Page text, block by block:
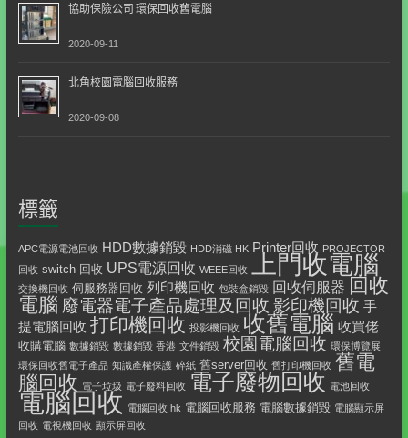
協助保險公司 環保回收舊電腦
2020-09-11
北角校園電腦回收服務
2020-09-08
標籤
APC電源電池回收 HDD數據銷毀 HDD消磁 HK Printer回收 PROJECTOR
回收 switch 回收 UPS電源回收 WEEE回收 上門收電腦
交換機回收 伺服務器回收 列印機回收 包裝盒銷毀 回收伺服器 回收
電腦 廢電器電子產品處理及回收 影印機回收 手
提電腦回收 打印機回收 投影機回收 收舊電腦 收買佬
收購電腦 數據銷毀 數據銷毀 香港 文件銷毀 校園電腦回收 環保博覽展
環保回收舊電子產品 知識產權保護 碎紙 舊server回收 舊打印機回收 舊電
腦回收 電子垃圾 電子廢料回收 電子廢物回收 電池回收
電腦回收 電腦回收 hk 電腦回收服務 電腦數據銷毀 電腦顯示屏
回收 電視機回收 顯示屏回收